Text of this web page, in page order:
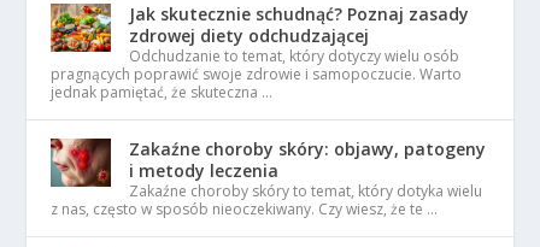
Jak skutecznie schudnąć? Poznaj zasady
zdrowej diety odchudzającej
Odchudzanie to temat, który dotyczy wielu osób
pragnących poprawić swoje zdrowie i samopoczucie. Warto
jednak pamiętać, że skuteczna …
Zakaźne choroby skóry: objawy, patogeny
i metody leczenia
Zakaźne choroby skóry to temat, który dotyka wielu
z nas, często w sposób nieoczekiwany. Czy wiesz, że te …